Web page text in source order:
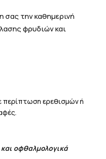
σας την καθημερινή
φρυδιών και
περίπτωση ερεθισμών ή
οφθαλμολογικά